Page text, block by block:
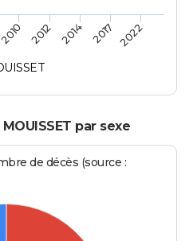
2010 2012 2014 2017 2022
par sexe
de décès (source :